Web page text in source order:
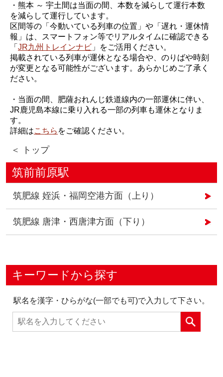
・熊本 ～ 宇土間は当面の間、本数を減らして運行本数
を減らして運行しています。
区間等の「今動いている列車の位置」や「遅れ・運休情
報」は、スマートフォン等でリアルタイムに確認できる
「JR九州トレインナビ 」をご活用ください。
掲載されている列車が運休となる場合や、のりばや時刻
が変更となる可能性がございます。あらかじめご了承く
ださい。
・当面の間、肥薩おれんじ鉄道線内の一部運休に伴い、
JR鹿児島本線に乗り入れる一部の列車も運休となりま
す。
詳細はこちら をご確認ください。
＜ トップ
筑前前原駅
筑肥線 姪浜・福岡空港方面（上り）
筑肥線 唐津・西唐津方面（下り）
キーワードから探す
駅名を漢字・ひらがな(一部でも可)で入力して下さい。